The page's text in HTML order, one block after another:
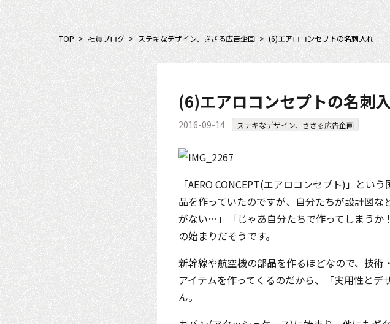
TOP > 社員ブログ > ステキなデザイン、ささる広告企画 > (6)エアロコンセプトの名刺入れ
(6)エアロコンセプトの名刺
2016-09-14 ステキなデザイン、ささる広告企画
「AERO CONCEPT(エアロコンセプト)」とい
品を作っていたのですが、自分たちが設計図
がない…」「じゃあ自分たちで作ってしまうか
の始まりだそうです。
新幹線や航空機の部品を作るほどなので、技
アイテムを作ってくるのだから、「実用性と
ん。